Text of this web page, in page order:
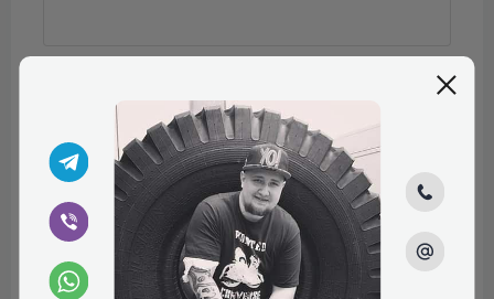
Введите комментарий*